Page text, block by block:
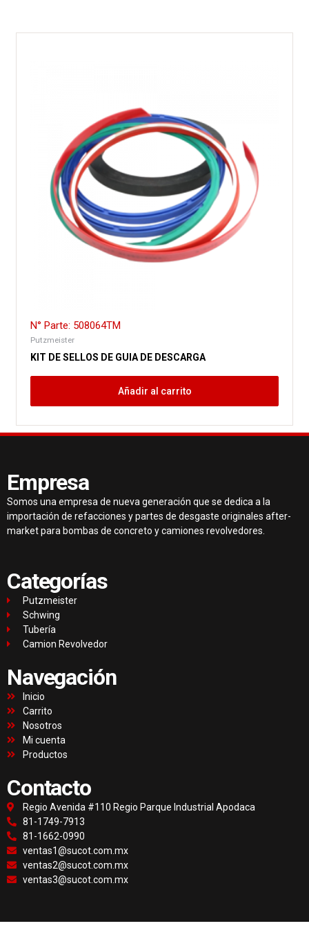
N° Parte: 508064TM
Putzmeister
KIT DE SELLOS DE GUIA DE DESCARGA
Añadir al carrito
Empresa
Somos una empresa de nueva generación que se dedica a la
importación de refacciones y partes de desgaste originales after-
market para bombas de concreto y camiones revolvedores.
Categorías
Putzmeister
Schwing
Tubería
Camion Revolvedor
Navegación
Inicio
Carrito
Nosotros
Mi cuenta
Productos
Contacto
Regio Avenida #110 Regio Parque Industrial Apodaca
81-1749-7913
81-1662-0990
ventas1@sucot.com.mx
ventas2@sucot.com.mx
ventas3@sucot.com.mx